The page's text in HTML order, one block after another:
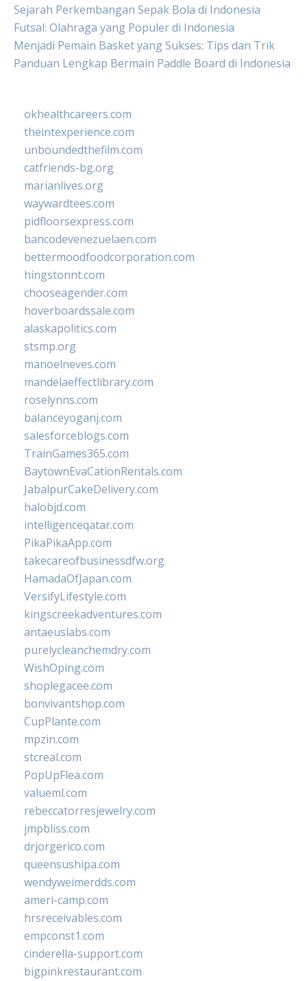
Sejarah Perkembangan Sepak Bola di Indonesia
Futsal: Olahraga yang Populer di Indonesia
Menjadi Pemain Basket yang Sukses: Tips dan Trik
Panduan Lengkap Bermain Paddle Board di Indonesia
okhealthcareers.com
theintexperience.com
unboundedthefilm.com
catfriends-bg.org
marianlives.org
waywardtees.com
pidfloorsexpress.com
bancodevenezuelaen.com
bettermoodfoodcorporation.com
hingstonnt.com
chooseagender.com
hoverboardssale.com
alaskapolitics.com
stsmp.org
manoelneves.com
mandelaeffectlibrary.com
roselynns.com
balanceyoganj.com
salesforceblogs.com
TrainGames365.com
BaytownEvaCationRentals.com
JabalpurCakeDelivery.com
halobjd.com
intelligenceqatar.com
PikaPikaApp.com
takecareofbusinessdfw.org
HamadaOfJapan.com
VersifyLifestyle.com
kingscreekadventures.com
antaeuslabs.com
purelycleanchemdry.com
WishOping.com
shoplegacee.com
bonvivantshop.com
CupPlante.com
mpzin.com
stcreal.com
PopUpFlea.com
valueml.com
rebeccatorresjewelry.com
jmpbliss.com
drjorgerico.com
queensushipa.com
wendyweimerdds.com
ameri-camp.com
hrsreceivables.com
empconst1.com
cinderella-support.com
bigpinkrestaurant.com